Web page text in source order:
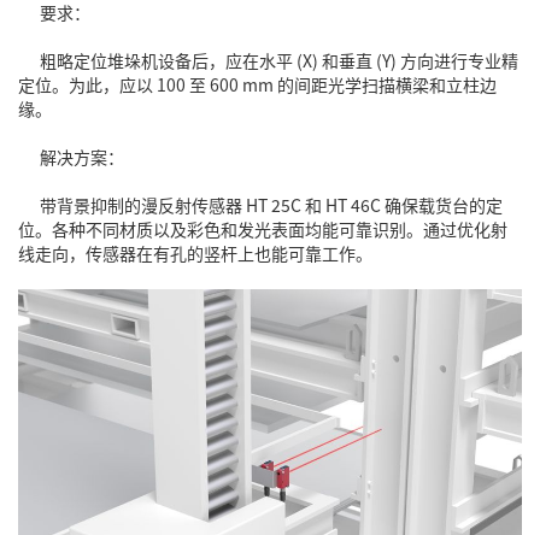
要求：
粗略定位堆垛机设备后，应在水平 (X) 和垂直 (Y) 方向进行专业精
定位。为此，应以 100 至 600 mm 的间距光学扫描横梁和立柱边
缘。
解决方案：
带背景抑制的漫反射传感器 HT 25C 和 HT 46C 确保载货台的定
位。各种不同材质以及彩色和发光表面均能可靠识别。通过优化射
线走向，传感器在有孔的竖杆上也能可靠工作。